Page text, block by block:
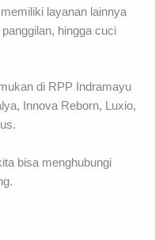
layanan lainnya
hingga cuci
di RPP Indramayu
Innova Reborn, Luxio,
bisa menghubungi